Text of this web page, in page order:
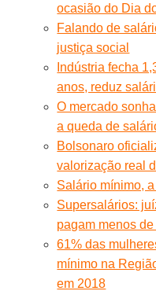
ocasião do Dia
Falando de
justiça social
Indústria fecha
anos, reduz
O mercado
a queda de
Bolsonaro
valorização real
Salário mínimo,
Supersalários:
pagam menos
61% das
mínimo na
em 2018